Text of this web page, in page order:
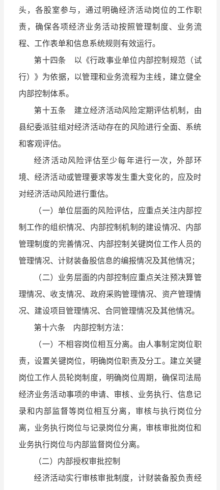
头，各股室参与，通过明确经济活动岗位的工作职
责，确保各项经济业务活动按照管理制度、业务流
程、工作表单和信息系统规则有效运行。
第十四条 以《行政事业单位内部控制规范（试
行）》为依据，以管理和业务流程为主线，建立健全
内部控制体系。
第十五条 建立经济活动风险定期评估机制，由
县纪委派驻组对经济活动存在的风险进行全面、系统
和客观评估。
经济活动风险评估至少每年进行一次，外部环
境、经济活动或管理要求等发生重大变化的，应及时
对经济活动风险进行重估。
（一）单位层面的风险评估，应重点关注内部控
制工作的组织情况、内部控制机制的建设情况、内部
管理制度的完善情况、内部控制关键岗位工作人员的
管理情况、计财装备股信息的编报情况及其他情况；
（二）业务层面的内部控制应重点关注预决算管
理情况、收支情况、政府采购管理情况、资产管理情
况、建设项目管理情况、合同管理情况及其他情况。
第十六条 内部控制方法：
（一）不相容岗位相互分离。由人事制定岗位职
责，设置关键岗位，明确岗位职责及分工。建立关键
岗位工作人员轮岗制度，明确岗位周期，确保司法局
经济业务活动事项的申请、审核、业务执行、信息记
录和内部监督等岗位相互分离，审核与执行岗位分
离，业务执行岗位与记录岗位分离，审核审批岗位和
业务执行岗位与内部监督岗位分离。
（二）内部授权审批控制
经济活动实行审核审批制度，计财装备股负责经